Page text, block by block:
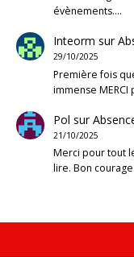
évènements.…
Inteorm sur
29/10/2025
Première fois
immense
Pol sur
21/10/2025
Merci pour tout
lire. Bon